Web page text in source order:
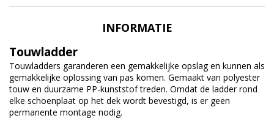
INFORMATIE
Touwladder
Touwladders garanderen een gemakkelijke opslag en kunnen als
gemakkelijke oplossing van pas komen. Gemaakt van polyester
touw en duurzame PP-kunststof treden. Omdat de ladder rond
elke schoenplaat op het dek wordt bevestigd, is er geen
permanente montage nodig.